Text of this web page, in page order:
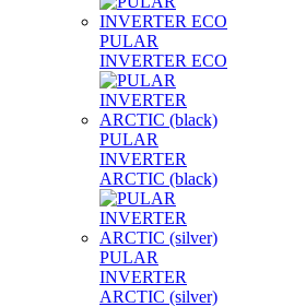
PULAR
INVERTER ECO
PULAR
INVERTER
ARCTIC (black)
PULAR
INVERTER
ARCTIC (silver)